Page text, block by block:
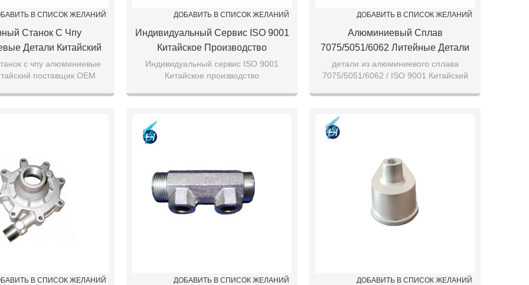
В СПИСОК ЖЕЛАНИЙ
Станок С Чпу
Детали Китайский
OEM Точность
Горячие Продажи
Качество Токарные
с чпу алюминиевые
поставщик OEM
качество тока
ДОБАВИТЬ В СПИСОК ЖЕЛАНИЙ
Индивидуальный Сервис ISO 9001
Китайское Производство
Высококачественных Литейных
Изделий Горячая Продажа
Высококачественных Деталей Для
Индивидуальный сервис ISO 9001
Китайское производство
Горячая продажа высококачественных
ДОБАВИТЬ В СПИСОК ЖЕЛАНИЙ
Алюминиевый Сплав
7075/5051/6062 Литейные Детали
ISO 9001 Китайский Поставщик
CNC-Обработка На Заказ
детали из алюминиевого сплава
7075/5051/6062 / ISO 9001 Китайский
В СПИСОК ЖЕЛАНИЙ ДОБАВИТЬ В СПИСОК ЖЕЛАНИЙ ДОБАВИТЬ В СПИСОК ЖЕЛАНИЙ